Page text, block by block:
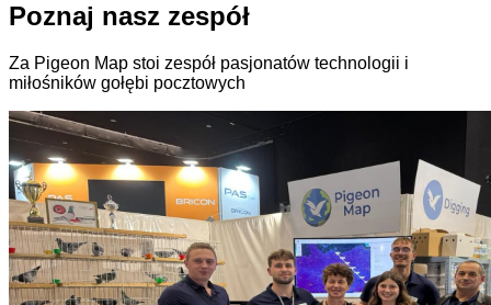
Poznaj nasz zespół
Za Pigeon Map stoi zespół pasjonatów technologii i
miłośników gołębi pocztowych